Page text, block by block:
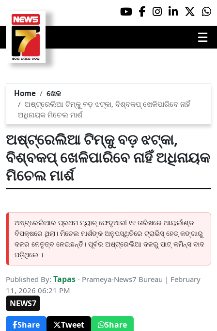
☰
Home
ଖେଳ
ଅଷ୍ଟ୍ରେଲିଆ ଟିମ୍‌କୁ ବଡ଼ ଝଟ୍‌କା, ବିଶ୍ବକପ୍ ଖେଳିପାରିବେ ନାହିଁ
ଅଧିନାୟକ ମିଚେଲ ମାର୍ଶ
ଅଷ୍ଟ୍ରେଲିଆ ଟିମ୍‌କୁ ବଡ଼ ଝଟ୍‌କା,
ବିଶ୍ବକପ୍ ଖେଳିପାରିବେ ନାହିଁ ଅଧିନାୟକ
ମିଚେଲ ମାର୍ଶ
ଅଷ୍ଟ୍ରେଲିଆର ପ୍ରଥମ ମ୍ୟାଚ୍ ଫେବୃଆରୀ ୧୧ ତାରିଖରେ ଆୟର୍ଲାଣ୍ଡ
ବିପକ୍ଷରେ ଥିଲା। ମିଚେଲ ମାର୍ଶଙ୍କ ଅନୁପସ୍ଥିତିରେ ଟ୍ରାଭିସ୍ ହେଡ୍ କଙ୍ଗାରୁ
ଦଳର ନେତୃତ୍ବ ନେଇଛନ୍ତି। ପୂର୍ବର ଅଷ୍ଟ୍ରେଲିଆ ଦଳରୁ ପାଟ୍ କମିନ୍ସ ବାଦ
ପଡ଼ିଥିଲେ ।
Published By: Tapas - Prameya-News7 Bureau | February
11, 2026 06:21 PM
NEWS7
Share
Tweet Share